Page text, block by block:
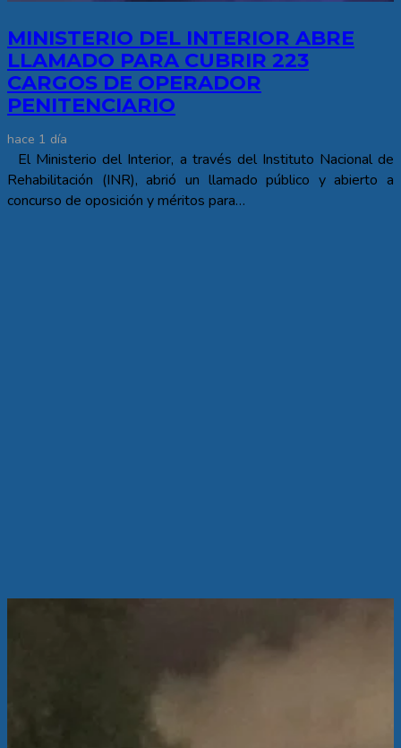
MINISTERIO DEL INTERIOR ABRE
LLAMADO PARA CUBRIR 223
CARGOS DE OPERADOR
PENITENCIARIO
hace 1 día
El Ministerio del Interior, a través del Instituto Nacional de
Rehabilitación (INR), abrió un llamado público y abierto a
concurso de oposición y méritos para…